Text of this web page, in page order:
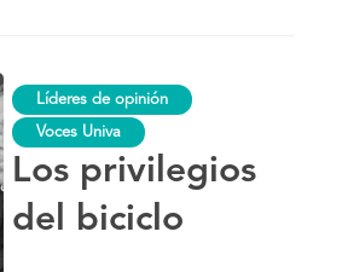
Los
privilegios
del
biciclo
Líderes de opinión
Voces Univa
Los privilegios
del biciclo